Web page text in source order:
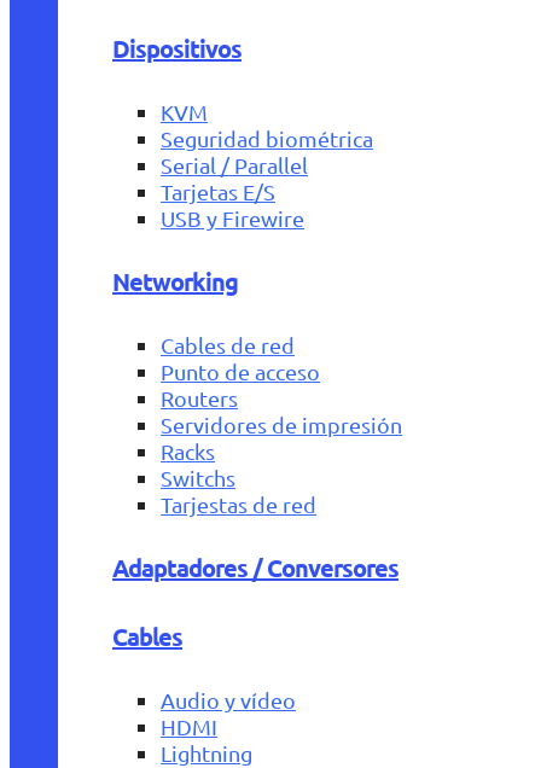
Dispositivos
KVM
Seguridad biométrica
Serial / Parallel
Tarjetas E/S
USB y Firewire
Networking
Cables de red
Punto de acceso
Routers
Servidores de impresión
Racks
Switchs
Tarjestas de red
Adaptadores / Conversores
Cables
Audio y vídeo
HDMI
Lightning